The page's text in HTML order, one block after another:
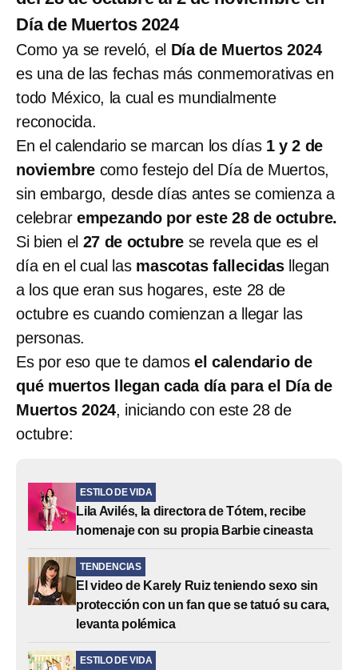
Día de Muertos 2024
Como ya se reveló, el Día de Muertos 2024
es una de las fechas más conmemorativas en
todo México, la cual es mundialmente
reconocida.
En el calendario se marcan los días1 y 2 de
noviembre como festejo del Día de Muertos,
sin embargo, desde días antes se comienza a
celebrar empezando por este 28 de octubre.
Si bien el 27 de octubre se revela que es el
día en el cual las mascotas fallecidas llegan
a los que eran sus hogares, este 28 de
octubre es cuando comienzan a llegar las
personas.
Es por eso que te damos el calendario de
qué muertos llegan cada día para el Día de
Muertos 2024, iniciando con este 28 de
octubre:
ESTILO DE VIDA
Lila Avilés, la directora de Tótem, recibe
homenaje con su propia Barbie cineasta
TENDENCIAS
El video de Karely Ruiz teniendo sexo sin
protección con un fan que se tatuó su cara,
levanta polémica
ESTILO DE VIDA